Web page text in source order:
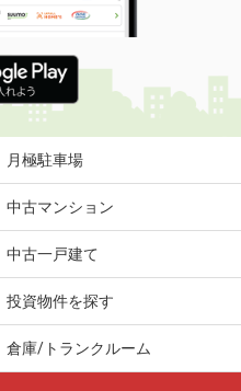
月極駐車場
中古マンション
中古一戸建て
投資物件を探す
倉庫/トランクルーム